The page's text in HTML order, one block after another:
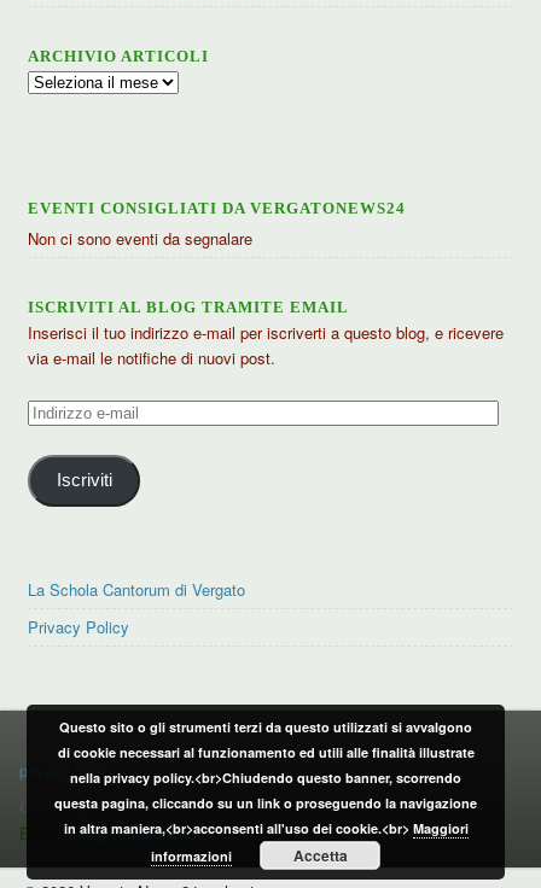
ARCHIVIO ARTICOLI
Archivio
EVENTI CONSIGLIATI DA VERGATONEWS24
Non ci sono eventi da segnalare
ISCRIVITI AL BLOG TRAMITE EMAIL
Inserisci il tuo indirizzo e-mail per iscriverti a questo blog, e ricevere
via e-mail le notifiche di nuovi post.
Indirizzo
mail
Iscriviti
La Schola Cantorum di Vergato
Privacy Policy
PRIVACY POLICY
privacy policy
CONTATTI:
Email:info@vergatonews24.it
Questo sito o gli strumenti terzi da questo utilizzati si avvalgono
di cookie necessari al funzionamento ed utili alle finalità illustrate
nella privacy policy.<br>Chiudendo questo banner, scorrendo
questa pagina, cliccando su un link o proseguendo la navigazione
in altra maniera,<br>acconsenti all'uso dei cookie.<br> Maggiori
informazioni
Accetta